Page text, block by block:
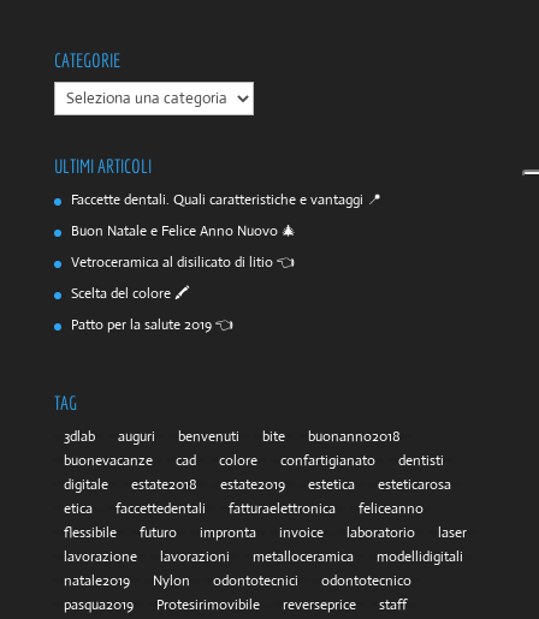
CATEGORIE
CATEGORIE
ULTIMI ARTICOLI
Faccette dentali. Quali caratteristiche e vantaggi 📍
Buon Natale e Felice Anno Nuovo 🎄
Vetroceramica al disilicato di litio 👈
Scelta del colore 🖍️
Patto per la salute 2019 👈
TAG
3dlab auguri benvenuti bite
buonanno2018
buonevacanze
cad colore confartigianato
dentisti
digitale
estate2018 estate2019 estetica
esteticarosa
etica
faccettedentali fatturaelettronica
feliceanno
flessibile
futuro impronta invoice laboratorio
laser
lavorazione
lavorazioni metalloceramica
modellidigitali
natale2019
Nylon odontotecnici
odontotecnico
pasqua2019
Protesirimovibile reverseprice
staff